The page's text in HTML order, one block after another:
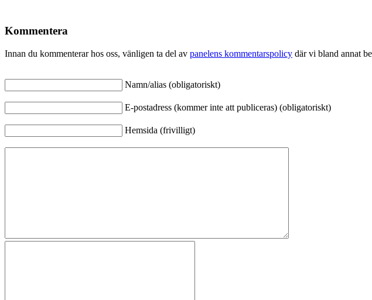
Kommentera
Innan du kommenterar hos oss, vänligen ta del av panelens kommentarspolicy där vi bland annat
Namn/alias (obligatoriskt)
E-postadress (kommer inte att publiceras) (obligatoriskt)
Hemsida (frivilligt)